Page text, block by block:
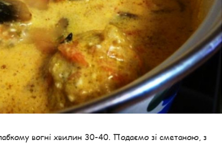
вогні хвилин 30-40. Подаємо зі сметаною, з